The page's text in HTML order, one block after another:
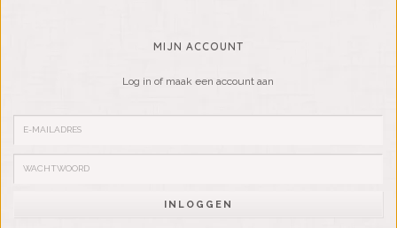
MIJN ACCOUNT
Log in of maak een account aan
INLOGGEN